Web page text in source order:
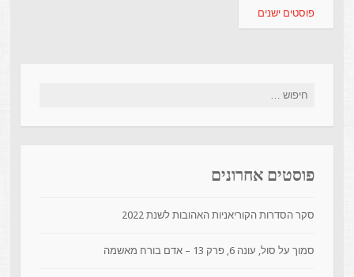
פוסטים ישנים
פוסטים אחרונים
סקר הסדרות הקוריאניות האהובות לשנת 2022
סמוך על סול, עונה 6, פרק 13 – אדם בורח מאשמה